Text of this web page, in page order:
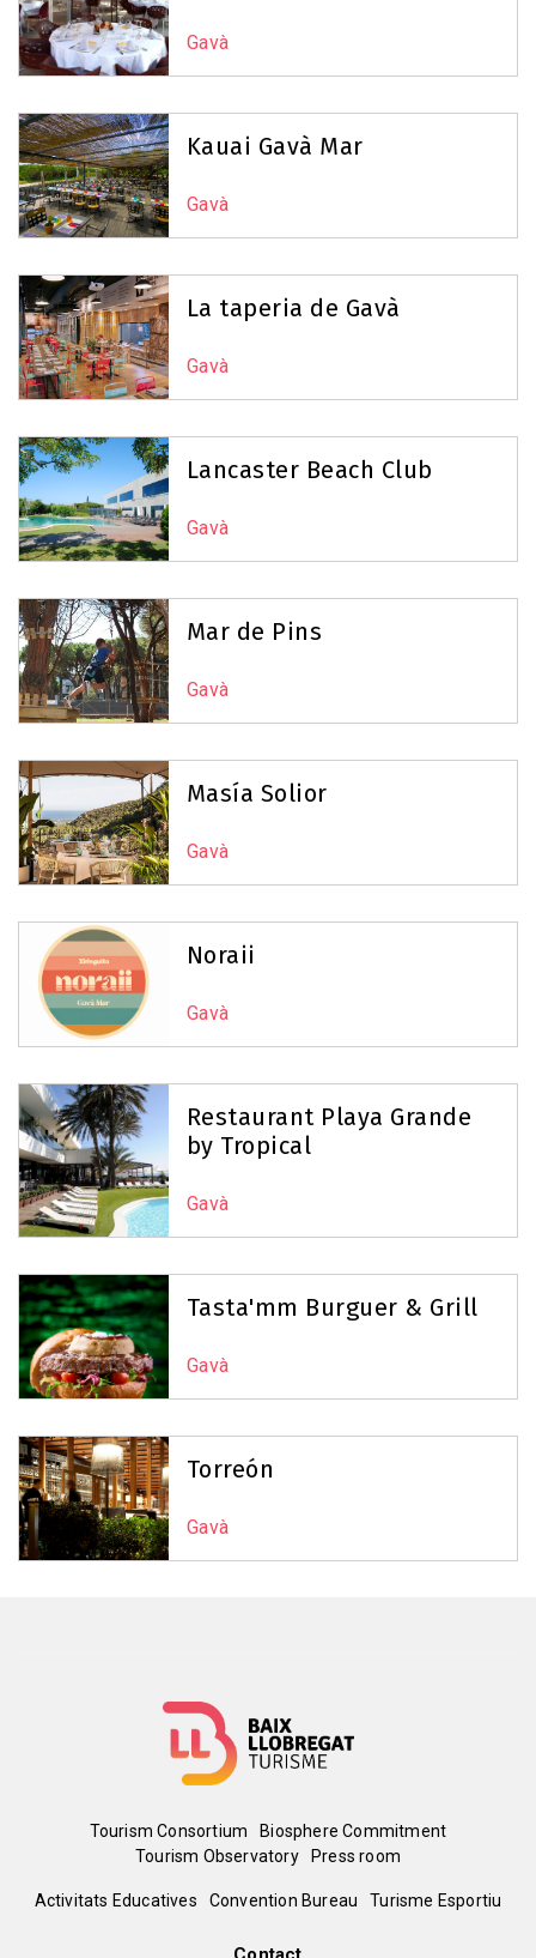
Gavà
Kauai Gavà Mar
Gavà
La taperia de Gavà
Gavà
Lancaster Beach Club
Gavà
Mar de Pins
Gavà
Masía Solior
Gavà
Noraii
Gavà
Restaurant Playa Grande
by Tropical
Gavà
Tasta'mm Burguer & Grill
Gavà
Torreón
Gavà
Menú
del
Tourism Consortium
Biosphere Commitment
Tourism Observatory
Press room
Peu
Activitats Educatives Convention Bureau Turisme Esportiu